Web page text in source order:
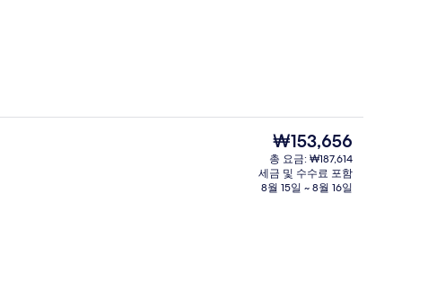
고급 침구, 객실 내 금고, 책상, 노트북
현
재
가
격
₩153,656
총 요금: ₩187,614
세금 및 수수료 포함
8월 15일 ~ 8월 16일